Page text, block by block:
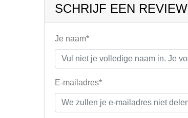
SCHRIJF EEN REVIEW
Je naam*
E-mailadres*